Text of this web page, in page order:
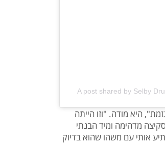
A post shared by Selby
היא מודה. "וזו הייתה
מדהימה ומיד הבנתי
אותי עם משהו שהוא בדיוק